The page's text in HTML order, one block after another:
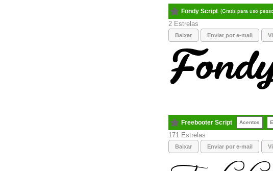
Fondy Script (Gratis para uso
2
Baixar Enviar por e-mail
Freebooter Script Acentos
171
Baixar Enviar por e-mail